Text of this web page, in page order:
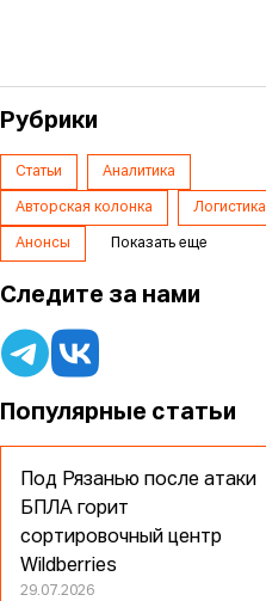
Рубрики
Статьи Аналитика
Авторская колонка Логистика
Анонсы Показать еще
Следите за нами
Популярные статьи
Под Рязанью после атаки
БПЛА горит
сортировочный центр
Wildberries
29.07.2026